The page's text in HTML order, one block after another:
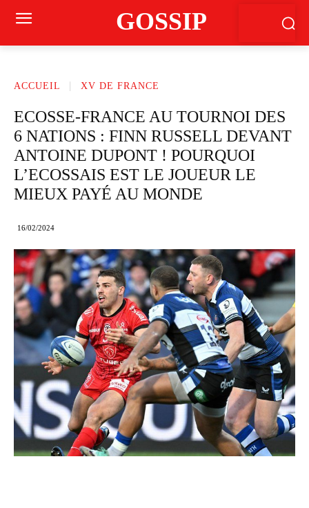
GOSSIP
ACCUEIL XV DE FRANCE
ECOSSE-FRANCE AU TOURNOI DES
6 NATIONS : FINN RUSSELL DEVANT
ANTOINE DUPONT ! POURQUOI
L’ECOSSAIS EST LE JOUEUR LE
MIEUX PAYÉ AU MONDE
16/02/2024